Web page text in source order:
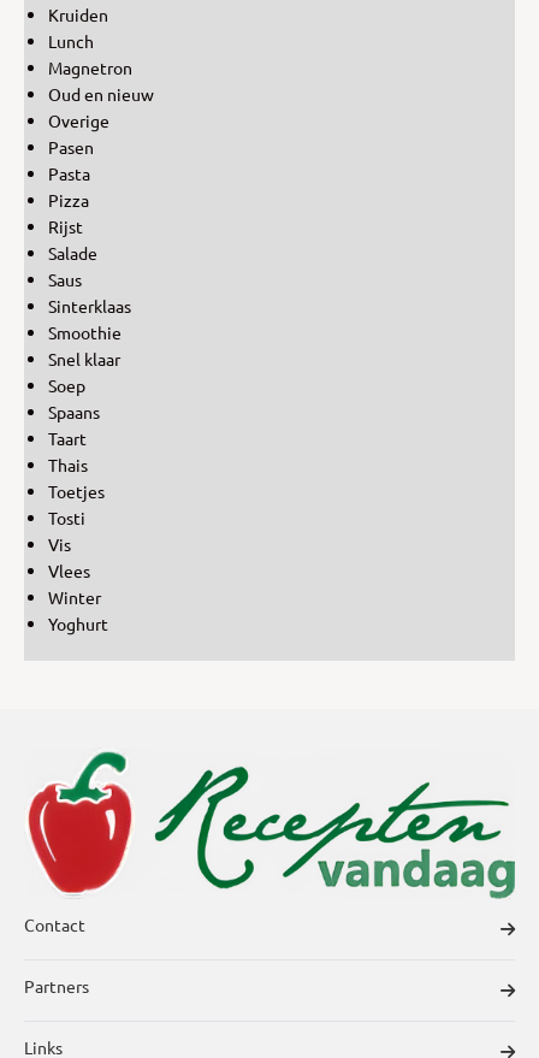
Kruiden
Lunch
Magnetron
Oud en nieuw
Overige
Pasen
Pasta
Pizza
Rijst
Salade
Saus
Sinterklaas
Smoothie
Snel klaar
Soep
Spaans
Taart
Thais
Toetjes
Tosti
Vis
Vlees
Winter
Yoghurt
Contact
Partners
Links